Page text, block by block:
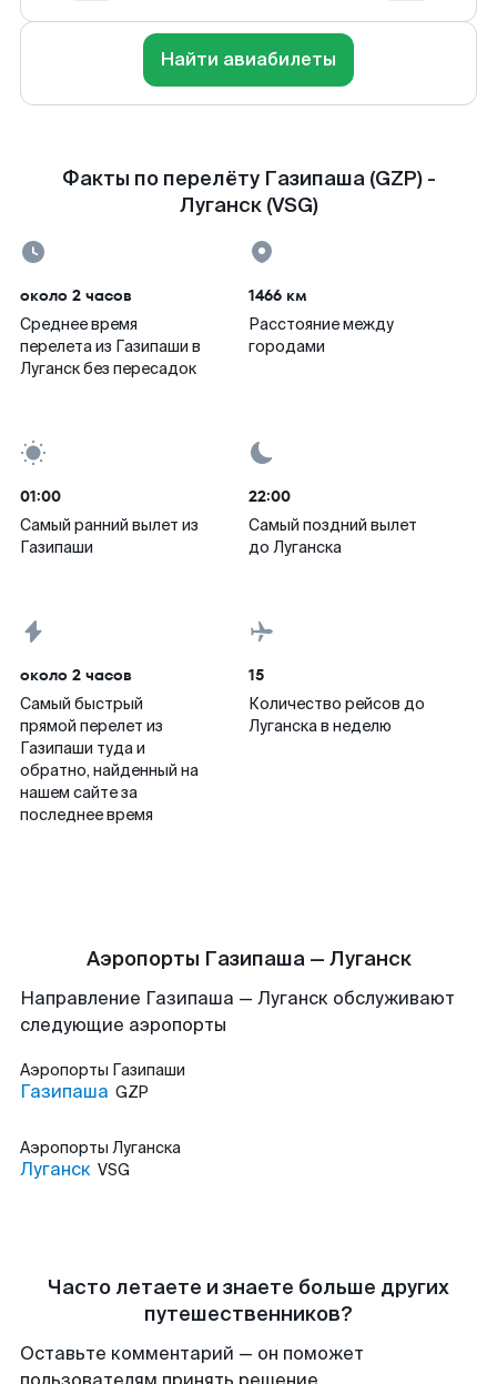
Найти авиабилеты
Факты по перелёту Газипаша (GZP) -
Луганск (VSG)
около 2 часов
Среднее время
перелета из Газипаши в
Луганск без пересадок
1466 км
Расстояние между
городами
01:00
Самый ранний вылет из
Газипаши
22:00
Самый поздний вылет
до Луганска
около 2 часов
Самый быстрый
прямой перелет из
Газипаши туда и
обратно, найденный на
нашем сайте за
последнее время
15
Количество рейсов до
Луганска в неделю
Аэропорты Газипаша — Луганск
Направление Газипаша — Луганск обслуживают
следующие аэропорты
Аэропорты Газипаши
Газипаша GZP
Аэропорты Луганска
Луганск VSG
Часто летаете и знаете больше других
путешественников?
Оставьте комментарий — он поможет